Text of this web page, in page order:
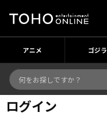
アニメ ゴジラ
ログイン